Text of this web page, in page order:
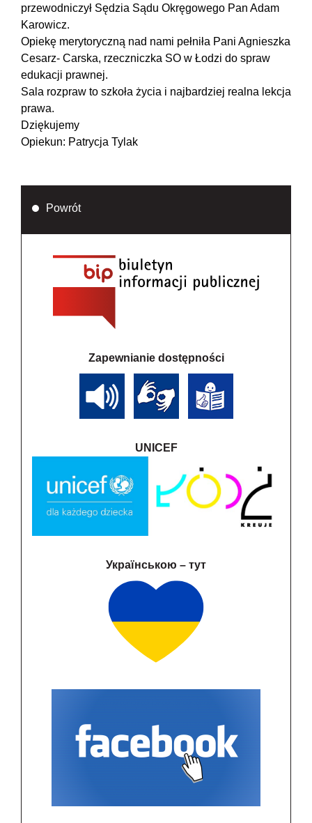
przewodniczył Sędzia Sądu Okręgowego Pan Adam
Karowicz.
Opiekę merytoryczną nad nami pełniła Pani Agnieszka
Cesarz- Carska, rzeczniczka SO w Łodzi do spraw
edukacji prawnej.
Sala rozpraw to szkoła życia i najbardziej realna lekcja
prawa.
Dziękujemy
Opiekun: Patrycja Tylak
Powrót
Zapewnianie dostępności
UNICEF
Українською – тут